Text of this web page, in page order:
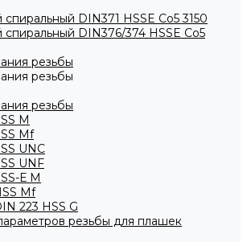
DIN371 HSSE Co5 3150
DIN376/374 HSSE Co5
резьбы
резьбы
резьбы
M
Mf
UNC
UNF
Е M
Mf
223 HSS G
резьбы для плашек